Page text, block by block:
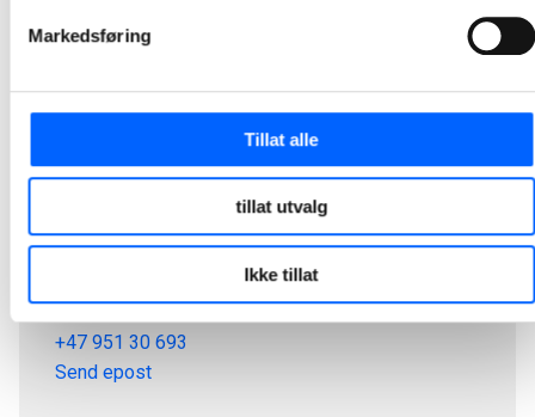
Markedsføring
Tillat alle
tillat utvalg
Ikke tillat
Manager, Media Relations Norway, NCC Group
+47 951 30 693
Send epost